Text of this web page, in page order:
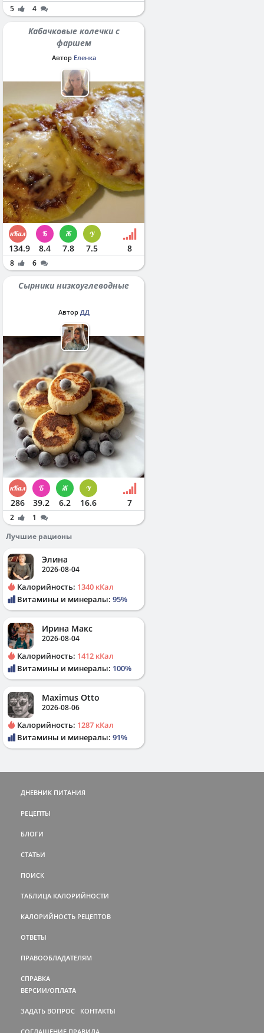
5 4
Кабачковые колечки с
фаршем
Автор Еленка
134.9 8.4 7.8 7.5 8
8 6
Сырники низкоуглеводные
Автор ДД
286 39.2 6.2 16.6 7
2
1
Лучшие рационы
Элина
2026-08-04
Калорийность: 1340 кКал
Витамины и минералы: 95%
Ирина Макс
2026-08-04
Калорийность: 1412 кКал
Витамины и минералы: 100%
Maximus Otto
2026-08-06
Калорийность: 1287 кКал
Витамины и минералы: 91%
ДНЕВНИК ПИТАНИЯ
РЕЦЕПТЫ
БЛОГИ
СТАТЬИ
ПОИСК
ТАБЛИЦА КАЛОРИЙНОСТИ
КАЛОРИЙНОСТЬ РЕЦЕПТОВ
ОТВЕТЫ
ПРАВООБЛАДАТЕЛЯМ
СПРАВКА
ВЕРСИИ/ОПЛАТА
ЗАДАТЬ ВОПРОС КОНТАКТЫ